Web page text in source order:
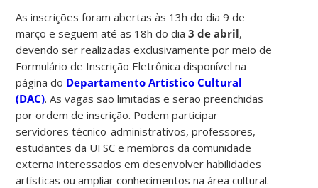
As inscrições foram abertas às 13h do dia 9 de
março e seguem até as 18h do dia3 de abril,
devendo ser realizadas exclusivamente por meio de
Formulário de Inscrição Eletrônica disponível na
página do Departamento Artístico Cultural
(DAC). As vagas são limitadas e serão preenchidas
por ordem de inscrição. Podem participar
servidores técnico-administrativos, professores,
estudantes da UFSC e membros da comunidade
externa interessados em desenvolver habilidades
artísticas ou ampliar conhecimentos na área cultural.